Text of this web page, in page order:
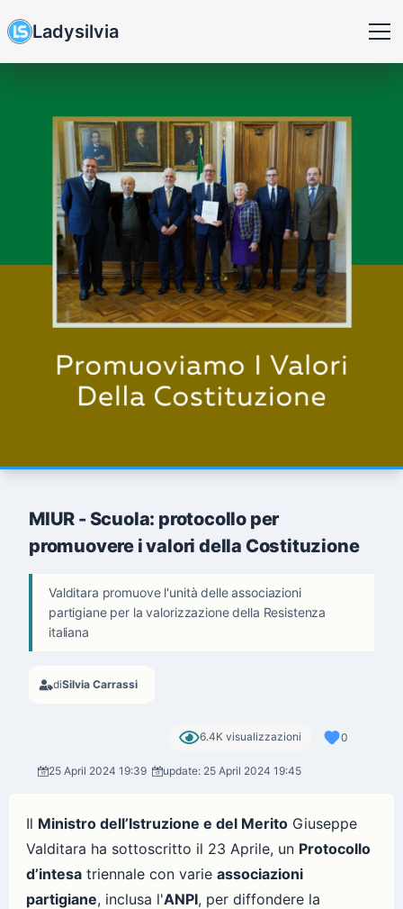
Ladysilvia
MIUR - Scuola: protocollo per
promuovere i valori della Costituzione
Valditara promuove l'unità delle associazioni
partigiane per la valorizzazione della Resistenza
italiana
diSilvia Carrassi
6.4K visualizzazioni 0
25 April 2024 19:39 update: 25 April 2024 19:45
Il Ministro dell’Istruzione e del Merito Giuseppe
Valditara ha sottoscritto il 23 Aprile, un Protocollo
d’intesa triennale con varie associazioni
partigiane, inclusa l'ANPI, per diffondere la